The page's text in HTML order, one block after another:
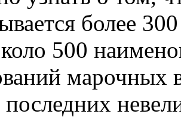
более
500
марочных